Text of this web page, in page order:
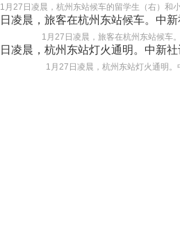
1月27日凌晨，杭州东站候车的留学生（右）和
1月27日凌晨，旅客在杭州东站候车
1月27日凌晨，杭州东站灯火通明。